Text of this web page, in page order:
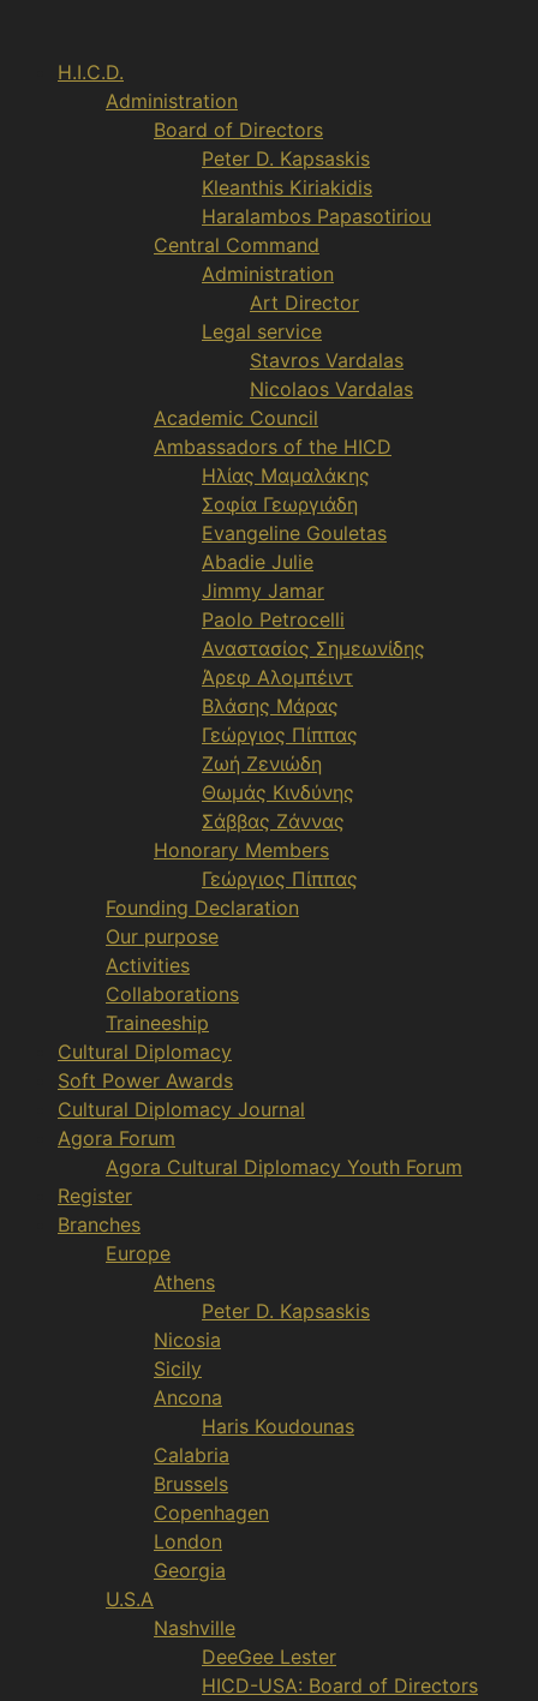
contenuH.I.C.D.
Administration
Board of Directors
Peter D. Kapsaskis
Kleanthis Kiriakidis
Haralambos Papasotiriou
Central Command
Administration
Art Director
Legal service
Stavros Vardalas
Nicolaos Vardalas
Academic Council
Ambassadors of the HICD
Ηλίας Μαμαλάκης
Σοφία Γεωργιάδη
Evangeline Gouletas
Abadie Julie
Jimmy Jamar
Paolo Petrocelli
Αναστασίος Σημεωνίδης
Άρεφ Αλομπέιντ
Βλάσης Μάρας
Γεώργιος Πίππας
Ζωή Ζενιώδη
Θωμάς Κινδύνης
Σάββας Ζάννας
Honorary Members
Γεώργιος Πίππας
Founding Declaration
Our purpose
Activities
Collaborations
Traineeship
Cultural Diplomacy
Soft Power Awards
Cultural Diplomacy Journal
Agora Forum
Agora Cultural Diplomacy Youth Forum
Register
Branches
Europe
Athens
Peter D. Kapsaskis
Nicosia
Sicily
Ancona
Haris Koudounas
Calabria
Brussels
Copenhagen
London
Georgia
U.S.A
Nashville
DeeGee Lester
HICD-USA: Board of Directors